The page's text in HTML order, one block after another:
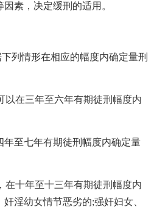
素，决定缓刑的适用。
情形在相应的幅度内确定量刑
在三年至六年有期徒刑幅度内
至七年有期徒刑幅度内确定量
十年至十三年有期徒刑幅度内
淫幼女情节恶劣的;强奸妇女、